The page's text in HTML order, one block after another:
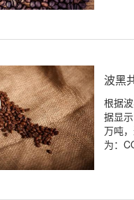
波黑
根据
据显
万吨
为：